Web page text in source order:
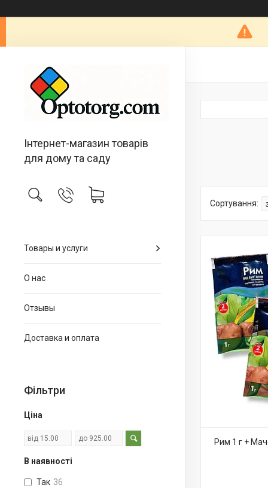
Інтернет-магазин товарів
для дому та саду
Товары и услуги
О нас
Отзывы
Доставка и оплата
Фільтри
Ціна
В наявності
Так 36
Рим 1 г +